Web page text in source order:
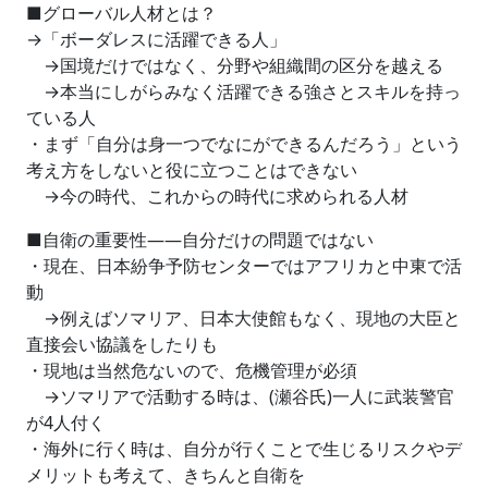
■グローバル人材とは？
→「ボーダレスに活躍できる人」
→国境だけではなく、分野や組織間の区分を越える
→本当にしがらみなく活躍できる強さとスキルを持っ
ている人
・まず「自分は身一つでなにができるんだろう」という
考え方をしないと役に立つことはできない
→今の時代、これからの時代に求められる人材
■自衛の重要性――自分だけの問題ではない
・現在、日本紛争予防センターではアフリカと中東で活
動
→例えばソマリア、日本大使館もなく、現地の大臣と
直接会い協議をしたりも
・現地は当然危ないので、危機管理が必須
→ソマリアで活動する時は、(瀬谷氏)一人に武装警官
が4人付く
・海外に行く時は、自分が行くことで生じるリスクやデ
メリットも考えて、きちんと自衛を